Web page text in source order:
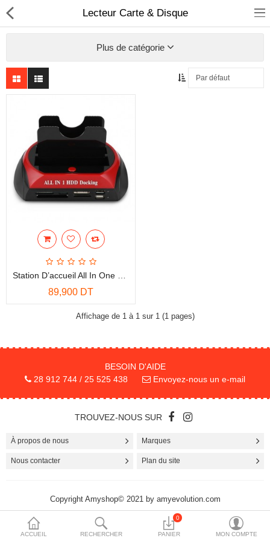
Sécurité
Téléphonie IP
Sonorisation
Régulateur de tension
Instrument de mesure
Informatique
More Categories
ACCUEIL RECHERCHER
0
PANIER MON COMPTE
Lecteur Carte & Disque
Plus de catégorie
89,900 DT
Affichage de 1 à 1 sur 1 (1 pages)
BESOIN D'AIDE
28 912 744 / 25 525 438
Envoyez-nous un e-mail
TROUVEZ-NOUS SUR
À propos de nous Marques
Nous contacter Plan du site
Copyright Amyshop© 2021 by amyevolution.com